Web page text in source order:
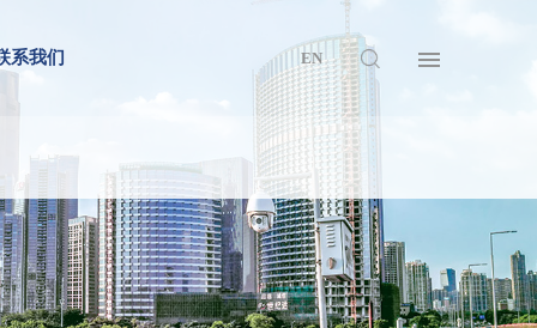
系我们 EN